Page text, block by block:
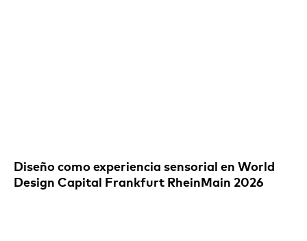
Diseño como experiencia sensorial en World
Design Capital Frankfurt RheinMain 2026